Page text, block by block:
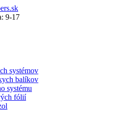
9-17
systémov
balíkov
systému
fólií